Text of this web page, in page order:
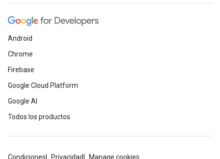
Android
Chrome
Firebase
Google Cloud Platform
Google AI
Todos los productos
Condiciones Privacidad Manage cookies